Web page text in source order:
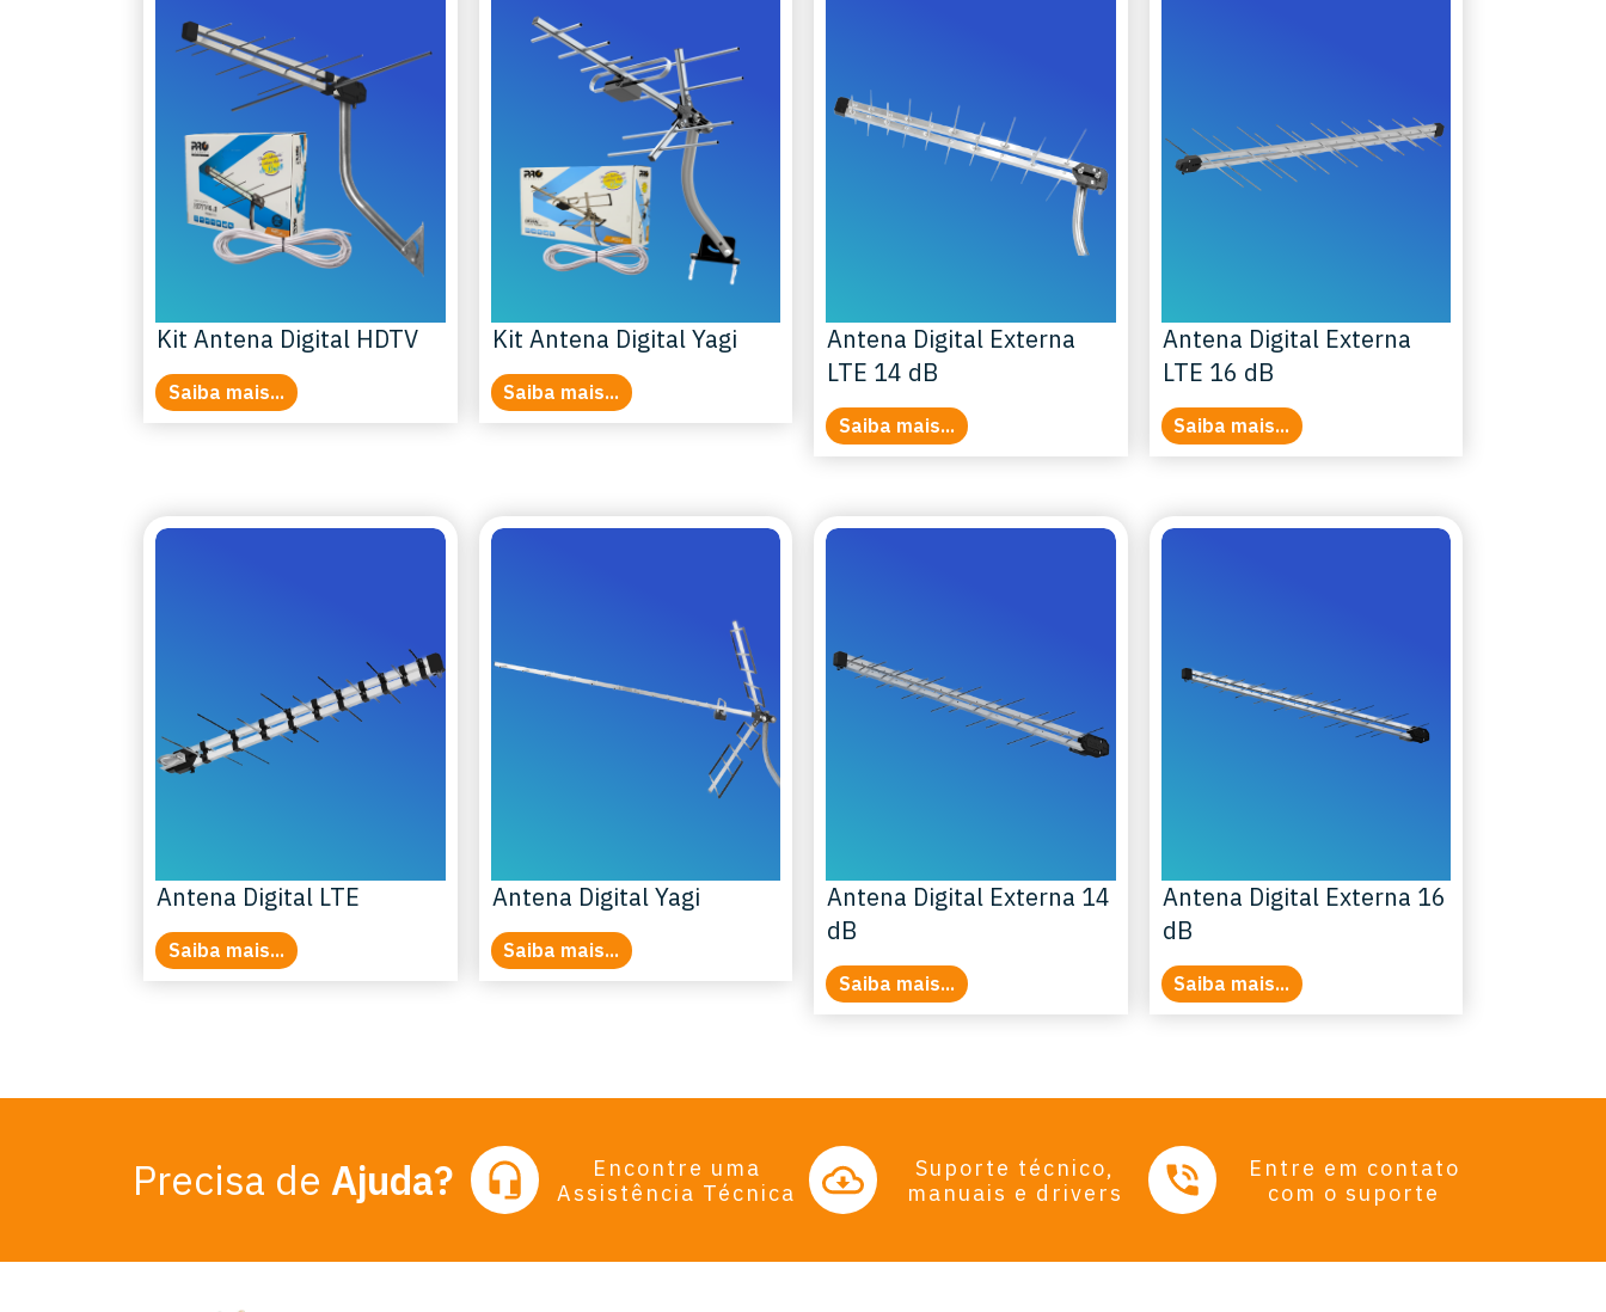
Kit Antena Digital HDTV
Saiba mais...
Kit Antena Digital Yagi
Saiba mais...
Antena Digital Externa
LTE 14 dB
Saiba mais...
Antena Digital Externa
LTE 16 dB
Saiba mais...
Antena Digital LTE
Saiba mais...
Antena Digital Yagi
Saiba mais...
Antena Digital Externa 14
dB
Saiba mais...
Antena Digital Externa 16
dB
Saiba mais...
Precisa de Ajuda?
Encontre uma
Assistência Técnica
Suporte técnico,
manuais e drivers
Entre em contato
com o suporte